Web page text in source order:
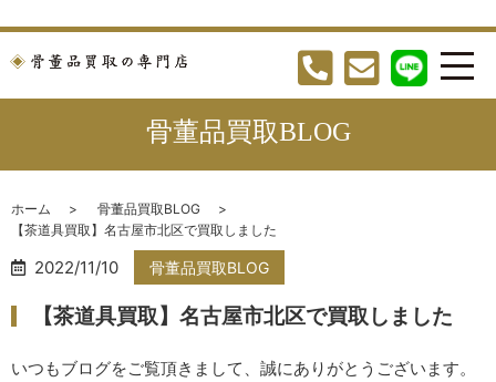
骨董品買取BLOG
ホーム
骨董品買取BLOG
【茶道具買取】名古屋市北区で買取しました
2022/11/10 骨董品買取BLOG
【茶道具買取】名古屋市北区で買取しました
いつもブログをご覧頂きまして、誠にありがとうございます。